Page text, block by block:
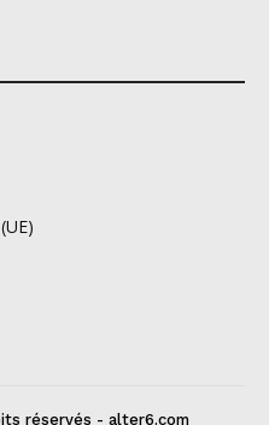
réservés - alter6.com